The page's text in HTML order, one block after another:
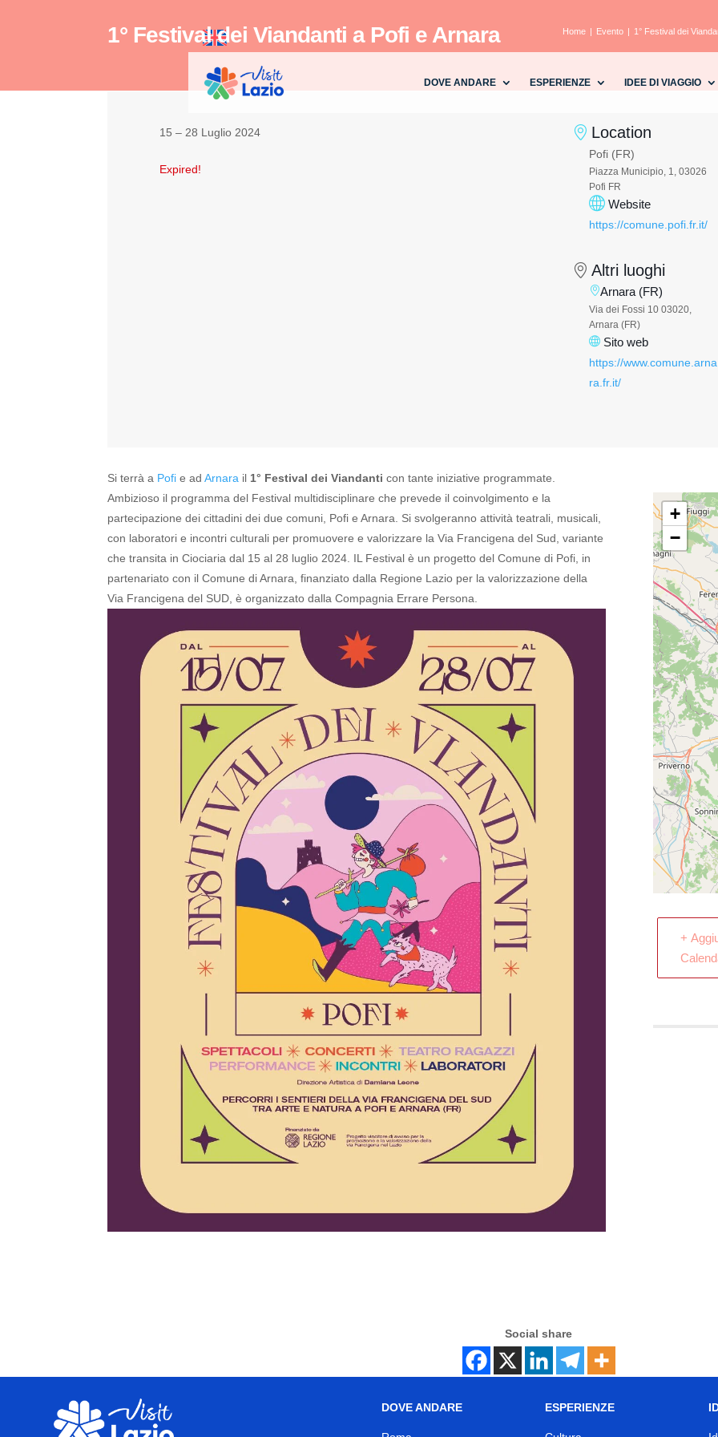
DOVE ANDARE ESPERIENZE IDEE DI VIAGGIO
1° Festival dei Viandanti a Pofi e Arnara Home Evento 1° Festival dei
15 – 28 Luglio 2024
Expired!
Location
Pofi (FR)
Piazza Municipio, 1, 03026
Pofi FR
Website
https://comune.pofi.fr.it/
Altri luoghi
Arnara (FR)
Via dei Fossi 10 03020,
Arnara (FR)
Sito web
https://www.comune.arna
ra.fr.it/
Si terrà a Pofi e adArnara il 1° Festival dei Viandanti con tante iniziative programmate.
Ambizioso il programma del Festival multidisciplinare che prevede il coinvolgimento e la
partecipazione dei cittadini dei due comuni, Pofi e Arnara. Si svolgeranno attività teatrali, musicali,
con laboratori e incontri culturali per promuovere e valorizzare la Via Francigena del Sud, variante
che transita in Ciociaria dal 15 al 28 luglio 2024. IL Festival è un progetto del Comune di Pofi, in
partenariato con il Comune di Arnara, finanziato dalla Regione Lazio per la valorizzazione della
Via Francigena del SUD, è organizzato dalla Compagnia Errare Persona.
+
−
+
Social share
DOVE ANDARE ESPERIENZE